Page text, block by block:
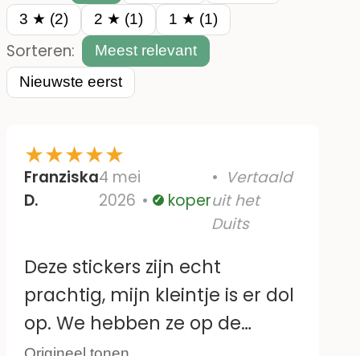
3 ★ (2)
2 ★ (1) 1 ★ (1)
Sorteren:
Meest relevant
Nieuwste eerst
★★★★★
Franziska
D.
4 mei
2026
Geverifieerd
koper
Vertaald
uit het
Duits
Deze stickers zijn echt
prachtig, mijn kleintje is er dol
op. We hebben ze op de